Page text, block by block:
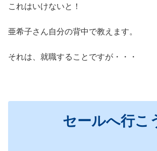
これはいけないと！
亜希子さん自分の背中で教えます。
それは、就職することですが・・・
セールへ行こ